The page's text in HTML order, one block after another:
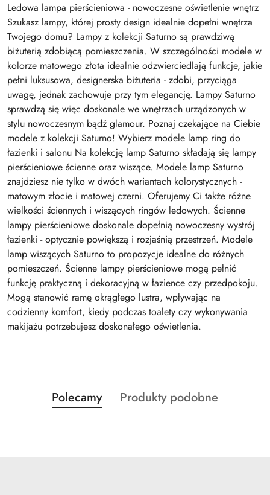
Ledowa lampa pierścieniowa - nowoczesne oświetlenie wnętrz
Szukasz lampy, której prosty design idealnie dopełni wnętrza
Twojego domu? Lampy z kolekcji Saturno są prawdziwą
biżuterią zdobiącą pomieszczenia. W szczególności modele w
kolorze matowego złota idealnie odzwierciedlają funkcje, jakie
pełni luksusowa, designerska biżuteria - zdobi, przyciąga
uwagę, jednak zachowuje przy tym elegancję. Lampy Saturno
sprawdzą się więc doskonale we wnętrzach urządzonych w
stylu nowoczesnym bądź glamour. Poznaj czekające na Ciebie
modele z kolekcji Saturno! Wybierz modele lamp ring do
łazienki i salonu Na kolekcję lamp Saturno składają się lampy
pierścieniowe ścienne oraz wiszące. Modele lamp Saturno
znajdziesz nie tylko w dwóch wariantach kolorystycznych -
matowym złocie i matowej czerni. Oferujemy Ci także różne
wielkości ściennych i wiszących ringów ledowych. Ścienne
lampy pierścieniowe doskonale dopełnią nowoczesny wystrój
łazienki - optycznie powiększą i rozjaśnią przestrzeń. Modele
lamp wiszących Saturno to propozycje idealne do różnych
pomieszczeń. Ścienne lampy pierścieniowe mogą pełnić
funkcję praktyczną i dekoracyjną w łazience czy przedpokoju.
Mogą stanowić ramę okrągłego lustra, wpływając na
codzienny komfort, kiedy podczas toalety czy wykonywania
makijażu potrzebujesz doskonałego oświetlenia.
Pomiń karuzelę produktów
Produkty
o
Polecamy
Produkty
Produkty podobne